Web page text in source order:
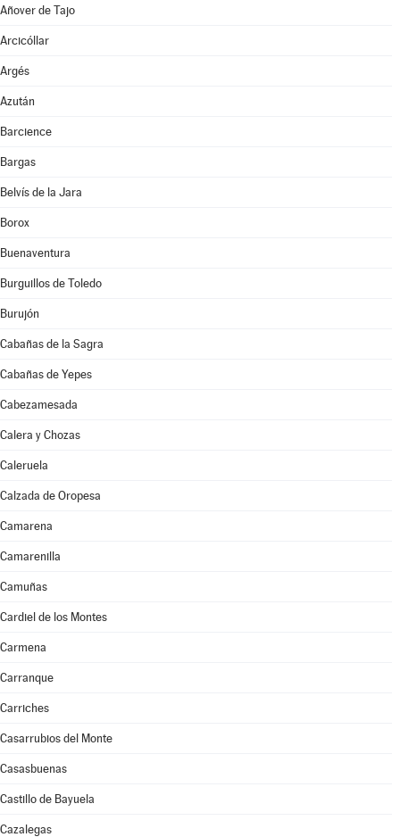
Añover de Tajo
Arcicóllar
Argés
Azután
Barcience
Bargas
Belvís de la Jara
Borox
Buenaventura
Burguillos de Toledo
Burujón
Cabañas de la Sagra
Cabañas de Yepes
Cabezamesada
Calera y Chozas
Caleruela
Calzada de Oropesa
Camarena
Camarenilla
Camuñas
Cardiel de los Montes
Carmena
Carranque
Carriches
Casarrubios del Monte
Casasbuenas
Castillo de Bayuela
Cazalegas